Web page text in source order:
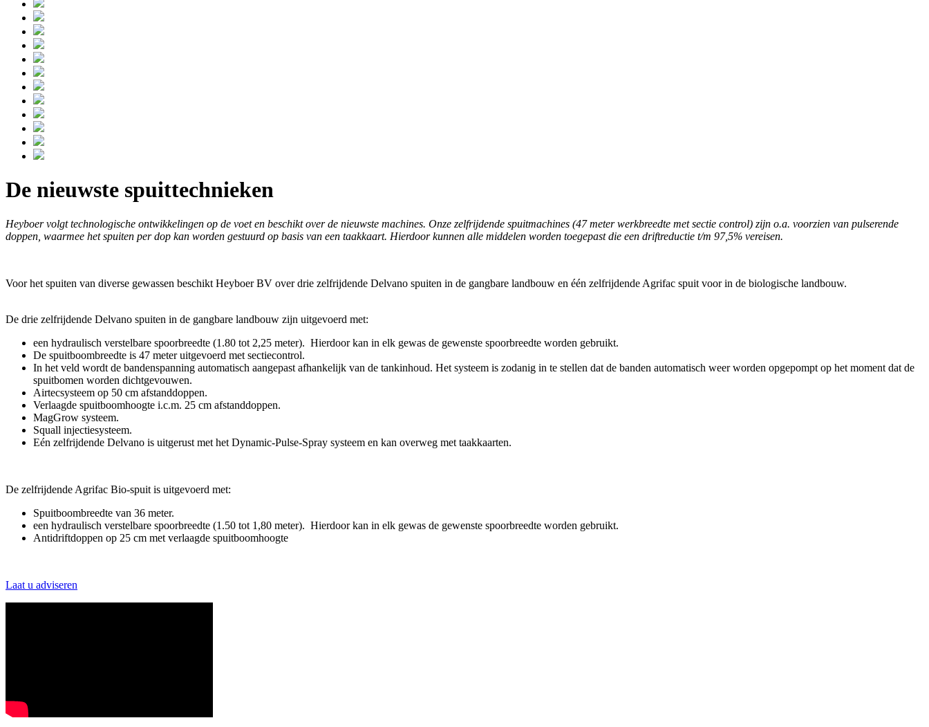
De nieuwste spuittechnieken
Heyboer volgt technologische ontwikkelingen op de voet en beschikt over de nieuwste machines. Onze zelfrijdende spuitmachines (47 meter werkbreedte met sectie control) zijn o.a. voorzien van pulserende
doppen, waarmee het spuiten per dop kan worden gestuurd op basis van een taakkaart. Hierdoor kunnen alle middelen worden toegepast die een driftreductie t/m 97,5% vereisen.
Voor het spuiten van diverse gewassen beschikt Heyboer BV over drie zelfrijdende Delvano spuiten in de gangbare landbouw en één zelfrijdende Agrifac spuit voor in de biologische landbouw.
De drie zelfrijdende Delvano spuiten in de gangbare landbouw zijn uitgevoerd met:
een hydraulisch verstelbare spoorbreedte (1.80 tot 2,25 meter). Hierdoor kan in elk gewas de gewenste spoorbreedte worden gebruikt.
De spuitboombreedte is 47 meter uitgevoerd met sectiecontrol.
In het veld wordt de bandenspanning automatisch aangepast afhankelijk van de tankinhoud. Het systeem is zodanig in te stellen dat de banden automatisch weer worden opgepompt op het moment dat de
spuitbomen worden dichtgevouwen.
Airtecsysteem op 50 cm afstanddoppen.
Verlaagde spuitboomhoogte i.c.m. 25 cm afstanddoppen.
MagGrow systeem.
Squall injectiesysteem.
Eén zelfrijdende Delvano is uitgerust met het Dynamic-Pulse-Spray systeem en kan overweg met taakkaarten.
De zelfrijdende Agrifac Bio-spuit is uitgevoerd met:
Spuitboombreedte van 36 meter.
een hydraulisch verstelbare spoorbreedte (1.50 tot 1,80 meter). Hierdoor kan in elk gewas de gewenste spoorbreedte worden gebruikt.
Antidriftdoppen op 25 cm met verlaagde spuitboomhoogte
Laat u adviseren